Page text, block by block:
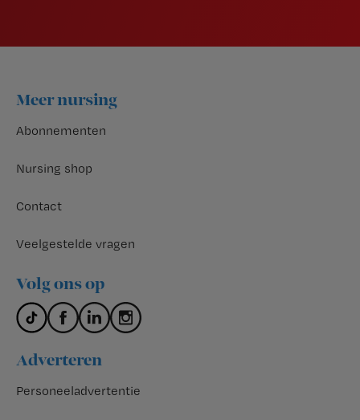
Footer
Meer nursing
Abonnementen
Nursing shop
Contact
Veelgestelde vragen
Volg ons op
Adverteren
Personeeladvertentie